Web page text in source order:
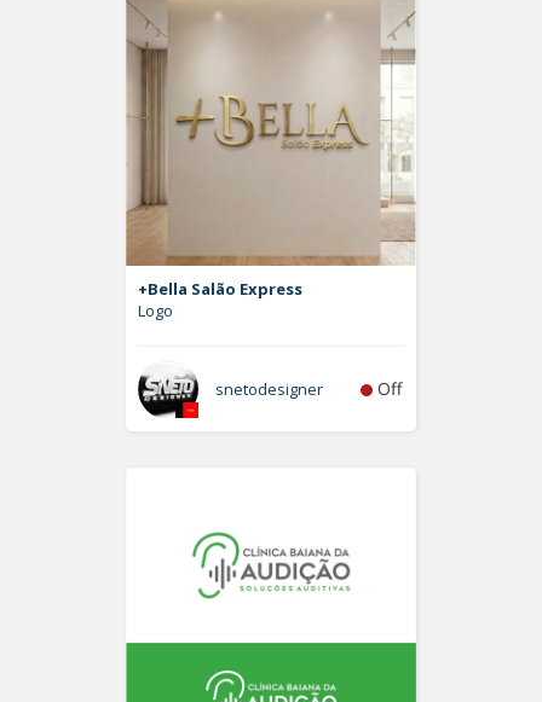
+Bella Salão Express
Logo
snetodesigner Off